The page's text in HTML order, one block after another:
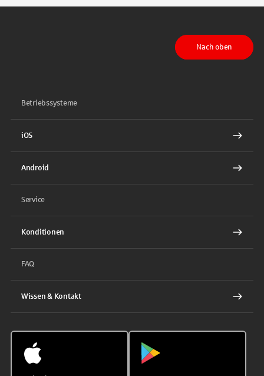
Nach oben
Betriebssysteme
iOS
Android
Service
Konditionen
FAQ
Wissen & Kontakt